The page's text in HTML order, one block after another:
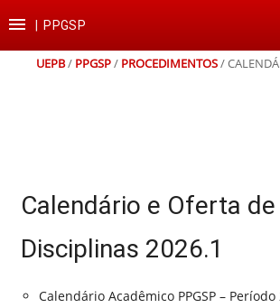
para
conteúdo
para
para
para
rodapé
 PPGSP
UEPB/ PPGSP/ PROCEDIMENTOS/
Calendário e Oferta de
Disciplinas 2026.1
Calendário Acadêmico PPGSP –